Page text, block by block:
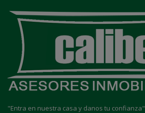
"Entra en nuestra casa y danos tu confianza"